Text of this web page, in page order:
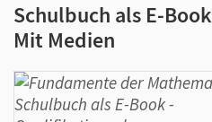
Schulbuch als E-Book
Mit Medien